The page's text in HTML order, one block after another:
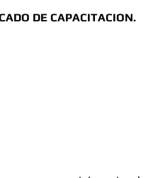
DE CAPACITACION.